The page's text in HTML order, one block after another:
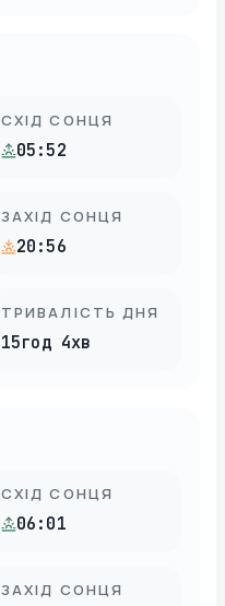
СХІД СОНЦЯ
05:52
ЗАХІД СОНЦЯ
20:56
ТРИВАЛІСТЬ ДНЯ
15год 4хв
СХІД СОНЦЯ
06:01
ЗАХІД СОНЦЯ